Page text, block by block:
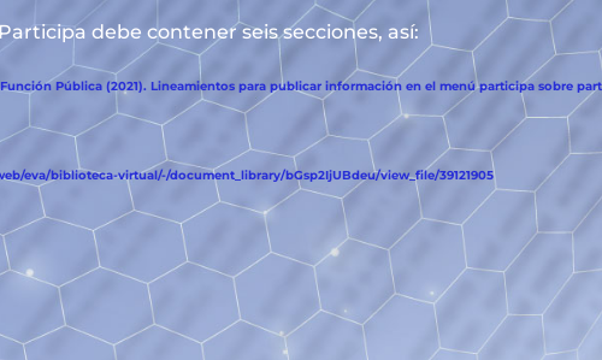
debe contener seis secciones, así:
Pública (2021). Lineamientos para publicar información en el menú participa sobre
eva/biblioteca-virtual/-/document_library/bGsp2IjUBdeu/view_file/39121905